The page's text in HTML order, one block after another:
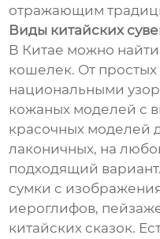
отражающим
Виды китайских
В Китае можно
кошелек. От простых
национальными
кожаных моделей с
красочных моделей
лаконичных, на
подходящий
сумки с
иероглифов,
китайских сказок.